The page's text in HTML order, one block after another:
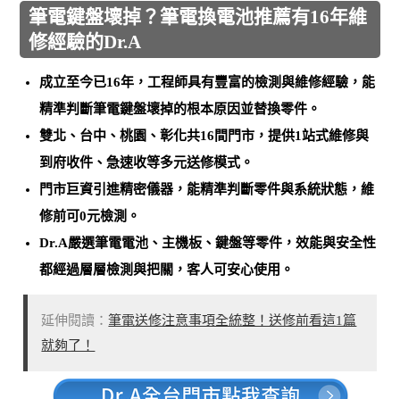
筆電鍵盤壞掉？筆電換電池推薦有16年維
修經驗的Dr.A
成立至今已16年，工程師具有豐富的檢測與維修經驗，能
精準判斷筆電鍵盤壞掉的根本原因並替換零件 。
雙北、台中、桃園、彰化共16間門市，提供1站式維修與
到府收件、急速收等多元送修模式。
門市巨資引進精密儀器，能精準判斷零件與系統狀態，維
修前可0元檢測 。
Dr.A嚴選筆電電池、主機板、鍵盤等零件，效能與安全性
都經過層層檢測與把關，客人可安心使用。
延伸閱讀：筆電送修注意事項全統整！送修前看這1篇
就夠了！